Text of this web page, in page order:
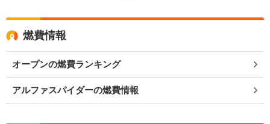
燃費情報
オープンの燃費ランキング
アルファスパイダーの燃費情報